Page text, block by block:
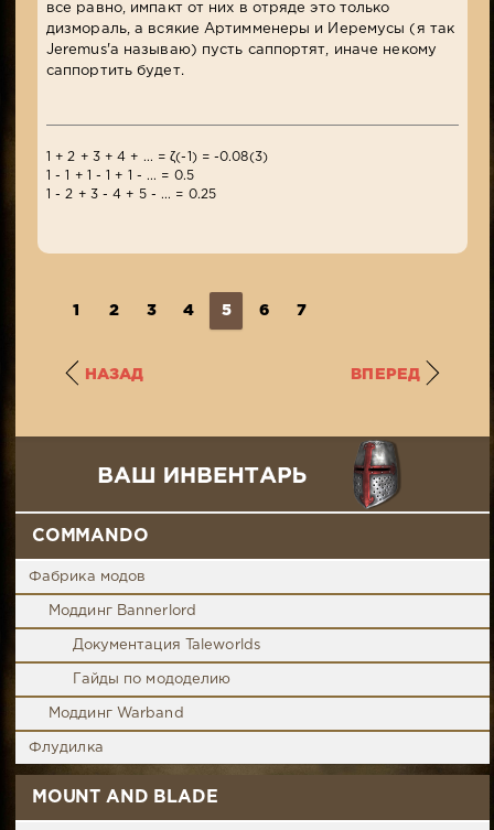
все равно, импакт от них в отряде это только
дизмораль, а всякие Артимменеры и Иеремусы (я так
Jeremus'a называю) пусть саппортят, иначе некому
саппортить будет.
1 + 2 + 3 + 4 + ... = ζ(-1) = -0.08(3)
1 - 1 + 1 - 1 + 1 - ... = 0.5
1 - 2 + 3 - 4 + 5 - ... = 0.25
1 2 3 4 5 6 7
НАЗАД ВПЕРЕД
COMMANDO
Фабрика модов
Моддинг Bannerlord
Документация Taleworlds
Гайды по мододелию
Моддинг Warband
Флудилка
MOUNT AND BLADE